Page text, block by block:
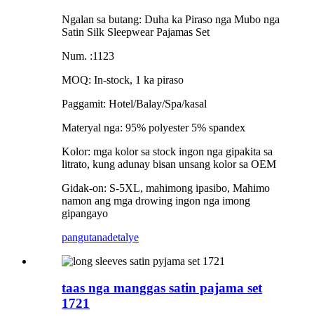
Ngalan sa butang: Duha ka Piraso nga Mubo nga
Satin Silk Sleepwear Pajamas Set
Num. :1123
MOQ: In-stock, 1 ka piraso
Paggamit: Hotel/Balay/Spa/kasal
Materyal nga: 95% polyester 5% spandex
Kolor: mga kolor sa stock ingon nga gipakita sa
litrato, kung adunay bisan unsang kolor sa OEM
Gidak-on: S-5XL, mahimong ipasibo, Mahimo
namon ang mga drowing ingon nga imong
gipangayo
pangutanadetalye
taas nga manggas satin pajama set
1721